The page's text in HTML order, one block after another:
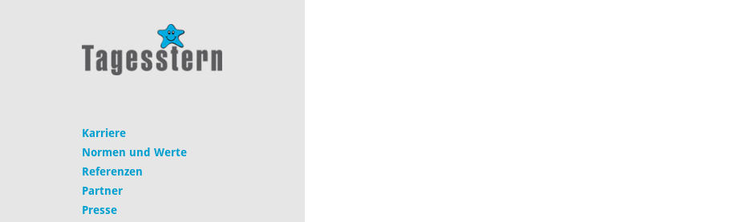
Karriere
Normen und Werte
Referenzen
Partner
Presse